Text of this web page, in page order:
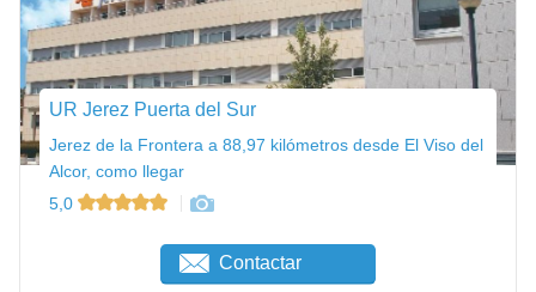
UR Jerez Puerta del Sur
Jerez de la Frontera a 88,97 kilómetros desde El Viso del
Alcor, como llegar
5,0
Contactar